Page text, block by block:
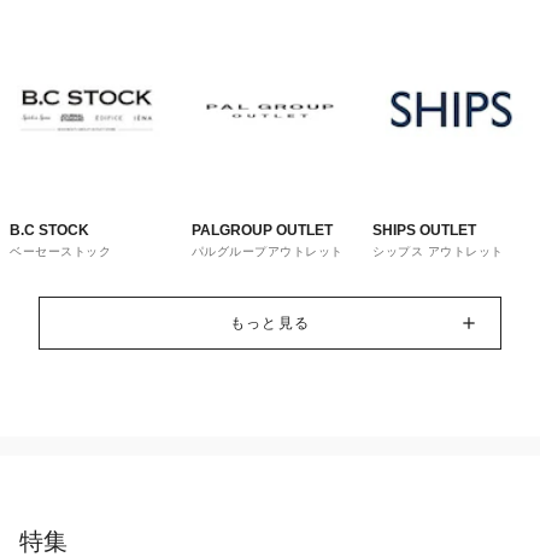
B.C STOCK
ベーセーストック
PALGROUP OUTLET
パルグループアウトレット
SHIPS OUTLET
シップス アウトレット
もっと見る
特集